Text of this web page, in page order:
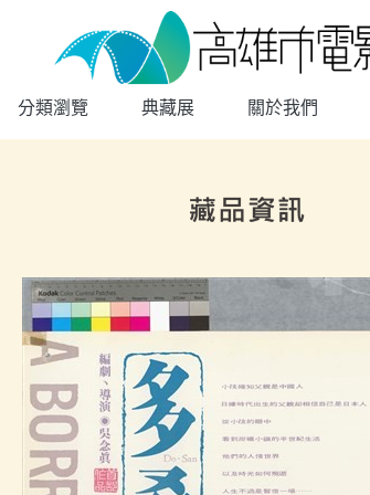
高雄市電影館
分類瀏覽 典藏展 關於我們